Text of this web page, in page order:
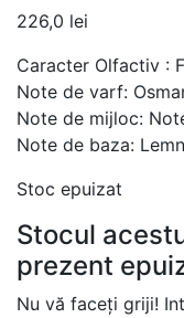
226,0 lei
Caracter Olfactiv :
Note de varf:
Note de mijloc:
Note de baza:
Stoc epuizat
Stocul
prezent
Nu vă faceți griji!